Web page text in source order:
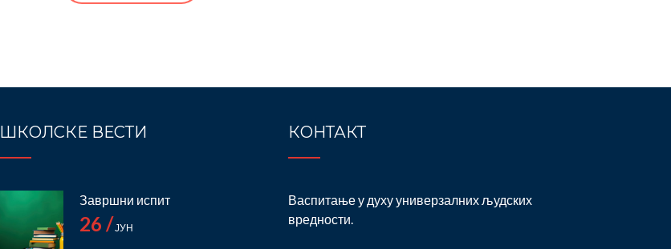
ШКОЛСКЕ ВЕСТИ
Завршни испит
26 /ЈУН
КОНТАКТ
Васпитање у духу универзалних људских
вредности.